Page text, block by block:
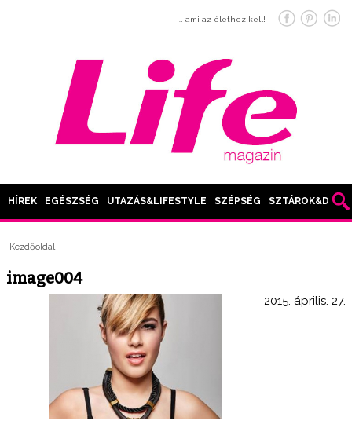
… ami az élethez kell!
HÍREK EGÉSZSÉG UTAZÁS&LIFESTYLE SZÉPSÉG SZTÁROK&DIVAT
Kezdőoldal
image004
2015. április. 27.